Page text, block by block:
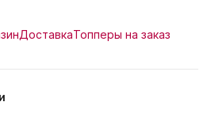
ДоставкаТопперы на заказ